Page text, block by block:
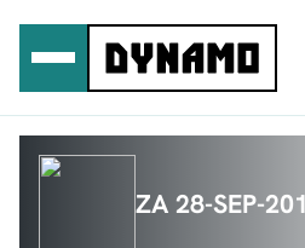
inhoud
ZA 28-SEP-